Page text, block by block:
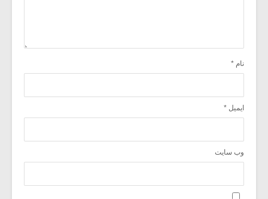
نام *
ایمیل *
وب‌ سایت